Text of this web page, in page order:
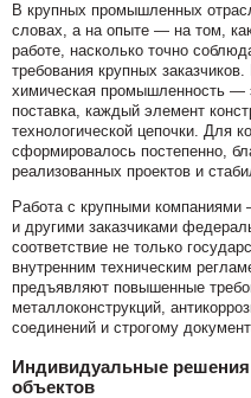
В крупных промышленных
словах, а на опыте — на том,
работе, насколько точно
требования крупных
химическая промышленность —
поставка, каждый элемент
технологической цепочки. Для
сформировалось постепенно,
реализованных проектов и
Работа с крупными
и другими заказчиками
соответствие не только
внутренним техническим
предъявляют повышенные
металлоконструкций,
соединений и строгому
Индивидуальные
объектов